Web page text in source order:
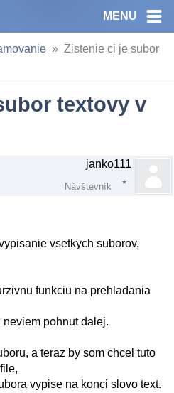
MENU
Zistenie ci je subor
textovy v
janko111
Návštevník
vsetkych suborov,
funkciu na prehladania
pohnut dalej.
a teraz by som chcel tuto
vypise na konci slovo text.